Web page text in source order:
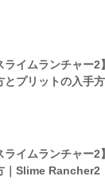
ライムランチャー
とプリットの入手
ライムランチャー
｜Slime Rancher2